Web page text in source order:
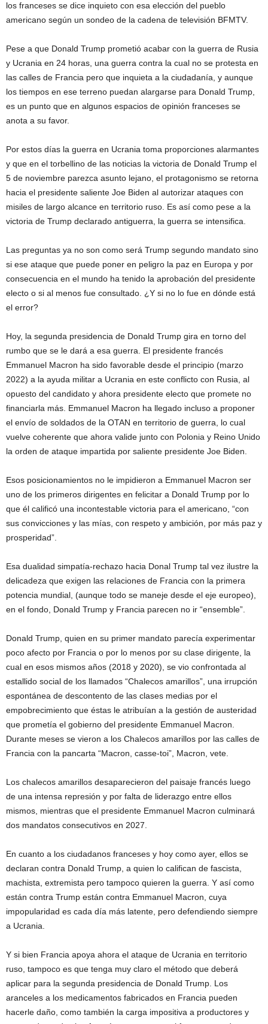
los franceses se dice inquieto con esa elección del pueblo
americano según un sondeo de la cadena de televisión BFMTV.
Pese a que Donald Trump prometió acabar con la guerra de Rusia
y Ucrania en 24 horas, una guerra contra la cual no se protesta en
las calles de Francia pero que inquieta a la ciudadanía, y aunque
los tiempos en ese terreno puedan alargarse para Donald Trump,
es un punto que en algunos espacios de opinión franceses se
anota a su favor.
Por estos días la guerra en Ucrania toma proporciones alarmantes
y que en el torbellino de las noticias la victoria de Donald Trump el
5 de noviembre parezca asunto lejano, el protagonismo se retorna
hacia el presidente saliente Joe Biden al autorizar ataques con
misiles de largo alcance en territorio ruso. Es así como pese a la
victoria de Trump declarado antiguerra, la guerra se intensifica.
Las preguntas ya no son como será Trump segundo mandato sino
si ese ataque que puede poner en peligro la paz en Europa y por
consecuencia en el mundo ha tenido la aprobación del presidente
electo o si al menos fue consultado. ¿Y si no lo fue en dónde está
el error?
Hoy, la segunda presidencia de Donald Trump gira en torno del
rumbo que se le dará a esa guerra. El presidente francés
Emmanuel Macron ha sido favorable desde el principio (marzo
2022) a la ayuda militar a Ucrania en este conflicto con Rusia, al
opuesto del candidato y ahora presidente electo que promete no
financiarla más. Emmanuel Macron ha llegado incluso a proponer
el envío de soldados de la OTAN en territorio de guerra, lo cual
vuelve coherente que ahora valide junto con Polonia y Reino Unido
la orden de ataque impartida por saliente presidente Joe Biden.
Esos posicionamientos no le impidieron a Emmanuel Macron ser
uno de los primeros dirigentes en felicitar a Donald Trump por lo
que él calificó una incontestable victoria para el americano, “con
sus convicciones y las mías, con respeto y ambición, por más paz y
prosperidad”.
Esa dualidad simpatía-rechazo hacia Donal Trump tal vez ilustre la
delicadeza que exigen las relaciones de Francia con la primera
potencia mundial, (aunque todo se maneje desde el eje europeo),
en el fondo, Donald Trump y Francia parecen no ir “ensemble”.
Donald Trump, quien en su primer mandato parecía experimentar
poco afecto por Francia o por lo menos por su clase dirigente, la
cual en esos mismos años (2018 y 2020), se vio confrontada al
estallido social de los llamados “Chalecos amarillos”, una irrupción
espontánea de descontento de las clases medias por el
empobrecimiento que éstas le atribuían a la gestión de austeridad
que prometía el gobierno del presidente Emmanuel Macron.
Durante meses se vieron a los Chalecos amarillos por las calles de
Francia con la pancarta “Macron, casse-toi”, Macron, vete.
Los chalecos amarillos desaparecieron del paisaje francés luego
de una intensa represión y por falta de liderazgo entre ellos
mismos, mientras que el presidente Emmanuel Macron culminará
dos mandatos consecutivos en 2027.
En cuanto a los ciudadanos franceses y hoy como ayer, ellos se
declaran contra Donald Trump, a quien lo califican de fascista,
machista, extremista pero tampoco quieren la guerra. Y así como
están contra Trump están contra Emmanuel Macron, cuya
impopularidad es cada día más latente, pero defendiendo siempre
a Ucrania.
Y si bien Francia apoya ahora el ataque de Ucrania en territorio
ruso, tampoco es que tenga muy claro el método que deberá
aplicar para la segunda presidencia de Donald Trump. Los
aranceles a los medicamentos fabricados en Francia pueden
hacerle daño, como también la carga impositiva a productores y